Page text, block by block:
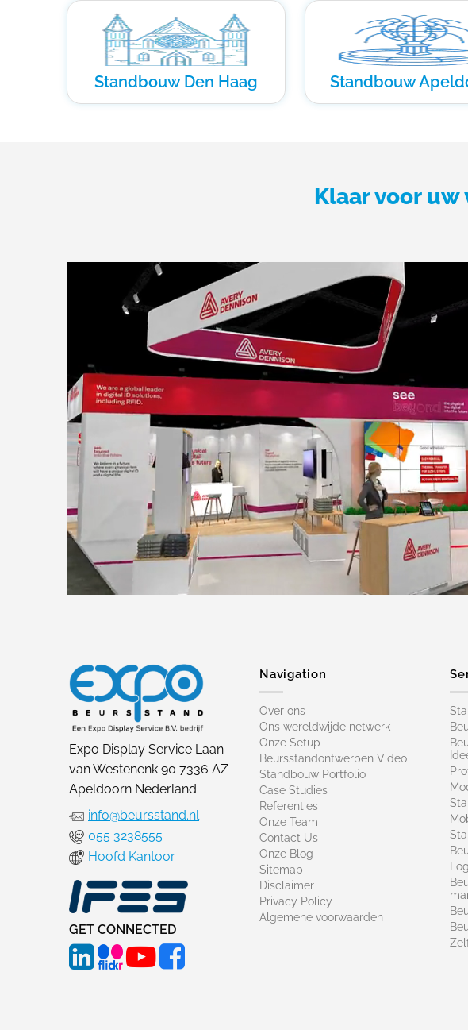
Standbouw Den Haag Standbouw
Klaar voor
Expo Display Service Laan
van Westenenk 90 7336 AZ
Apeldoorn Nederland
info@beursstand.nl
055 3238555
Hoofd Kantoor
GET CONNECTED
Navigation
Over ons
Ons wereldwijde netwerk
Onze Setup
Beursstandontwerpen Video
Standbouw Portfolio
Case Studies
Referenties
Onze Team
Contact Us
Onze Blog
Sitemap
Disclaimer
Privacy Policy
Algemene voorwaarden